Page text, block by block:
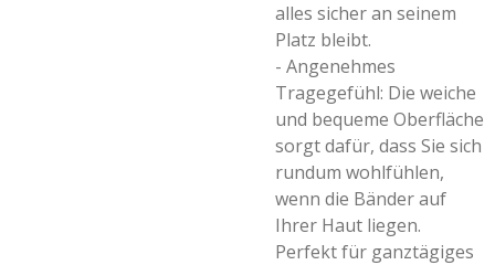
alles sicher an seinem
Platz bleibt.
- Angenehmes
Tragegefühl: Die weiche
und bequeme Oberfläche
sorgt dafür, dass Sie sich
rundum wohlfühlen,
wenn die Bänder auf
Ihrer Haut liegen.
Perfekt für ganztägiges